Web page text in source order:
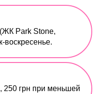
Park Stone,
воскресенье.
250 грн при меньшей